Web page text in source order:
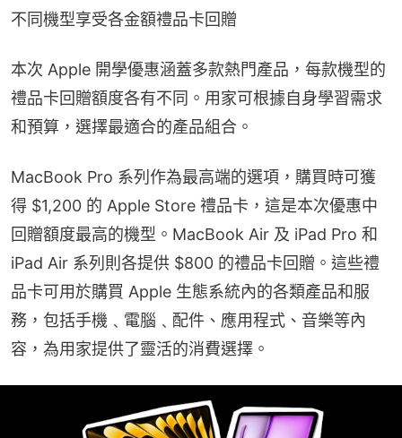
不同機型享受各金額禮品卡回贈
本次 Apple 開學優惠涵蓋多款熱門產品，每款機型的
禮品卡回贈額度各有不同。用家可根據自身學習需求
和預算，選擇最適合的產品組合。
MacBook Pro 系列作為最高端的選項，購買時可獲
得 $1,200 的 Apple Store 禮品卡，這是本次優惠中
回贈額度最高的機型。MacBook Air 及 iPad Pro 和
iPad Air 系列則各提供 $800 的禮品卡回贈。這些禮
品卡可用於購買 Apple 生態系統內的各類產品和服
務，包括手機﹑電腦﹑配件、應用程式、音樂等內
容，為用家提供了靈活的消費選擇。